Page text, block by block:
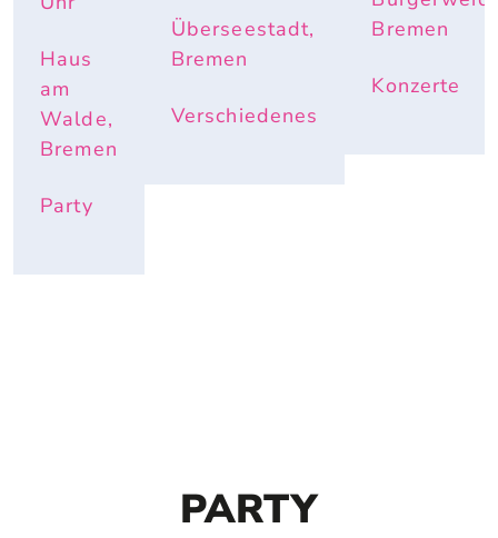
Haus
am
Walde,
Bremen
Party
Überseestadt,
Bremen
Verschiedenes
Bremen
Konzerte
PARTY